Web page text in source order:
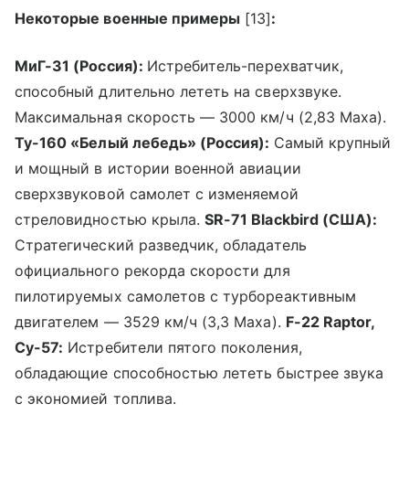
Некоторые военные примеры [13]:
МиГ-31 (Россия): Истребитель-перехватчик,
способный длительно лететь на сверхзвуке.
Максимальная скорость — 3000 км/ч (2,83 Маха).
Ту-160 «Белый лебедь» (Россия): Самый крупный
и мощный в истории военной авиации
сверхзвуковой самолет с изменяемой
стреловидностью крыла.SR-71 Blackbird (США):
Стратегический разведчик, обладатель
официального рекорда скорости для
пилотируемых самолетов с турбореактивным
двигателем — 3529 км/ч (3,3 Маха). F-22 Raptor,
Су-57: Истребители пятого поколения,
обладающие способностью лететь быстрее звука
с экономией топлива.